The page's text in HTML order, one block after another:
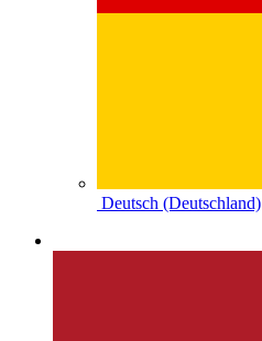
Deutsch (Deutschland)